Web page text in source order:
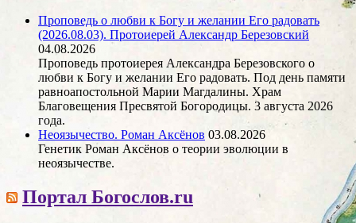
Проповедь о любви к Богу и желании Его радовать
(2026.08.03). Протоиерей Александр Березовский
04.08.2026
Проповедь протоиерея Александра Березовского о
любви к Богу и желании Его радовать. Под день памяти
равноапостольной Марии Магдалины. Храм
Благовещения Пресвятой Богородицы. 3 августа 2026
года.
Неоязычество. Роман Аксёнов 03.08.2026
Генетик Роман Аксёнов о теории эволюции в
неоязычестве.
Портал Богослов.ru